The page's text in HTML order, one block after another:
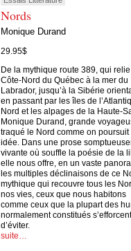
Nords
Monique Durand
29.95$
De la mythique route 389, qui
Côte-Nord du Québec à la mer du
Labrador, jusqu’à la Sibérie
en passant par les îles de
Nord et les alpages de la Haute-
Monique Durand, grande
traqué le Nord comme on poursuit
idée. Dans une prose
vivante où souffle la poésie de la
elle nous offre, en un vaste
les multiples déclinaisons de ce
mythique qui recouvre tous les
nos vies, ceux que nous habitons
comme ceux que la plupart des
normalement constitués s’efforcent
d’éviter.
suite…